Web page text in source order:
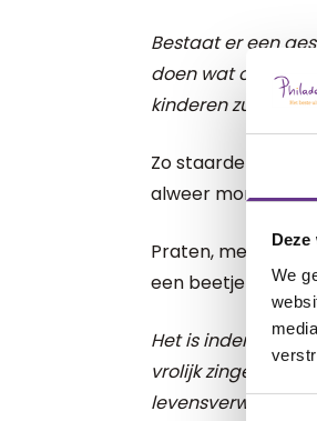
We
Bestaat er een
doen wat op werk
kinderen zullen er
Zo staarde ik
alweer monter
Praten, met
een beetje
Het is inderdaad
vrolijk zingen. Hij